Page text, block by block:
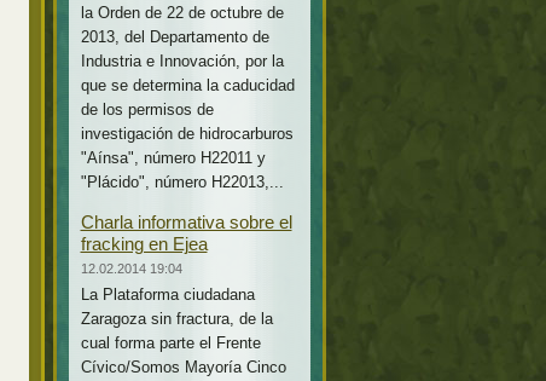
la Orden de 22 de octubre de
2013, del Departamento de
Industria e Innovación, por la
que se determina la caducidad
de los permisos de
investigación de hidrocarburos
"Aínsa", número H22011 y
"Plácido", número H22013,...
Charla informativa sobre el
fracking en Ejea
12.02.2014 19:04
La Plataforma ciudadana
Zaragoza sin fractura, de la
cual forma parte el Frente
Cívico/Somos Mayoría Cinco